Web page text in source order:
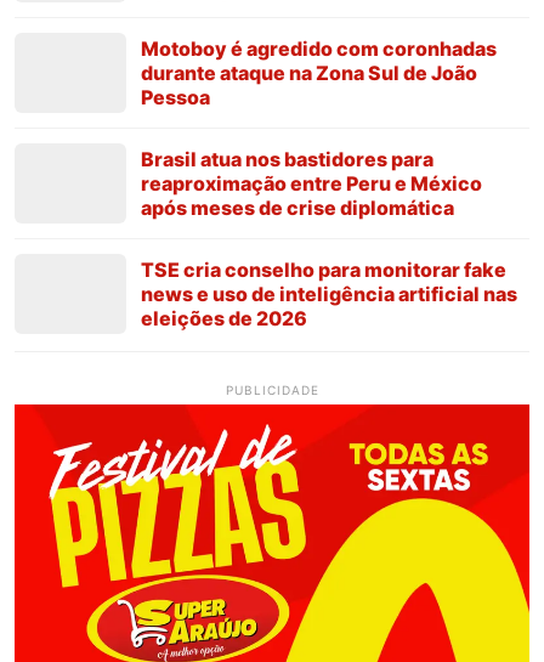
Motoboy é agredido com coronhadas
durante ataque na Zona Sul de João
Pessoa
Brasil atua nos bastidores para
reaproximação entre Peru e México
após meses de crise diplomática
TSE cria conselho para monitorar fake
news e uso de inteligência artificial nas
eleições de 2026
PUBLICIDADE